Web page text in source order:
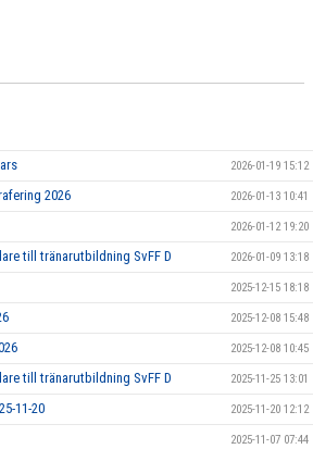
2026-01-19 15:12
2026 2026-01-13 10:41
2026-01-12 19:20
till tränarutbildning SvFF D 2026-01-09 13:18
2025-12-15 18:18
2025-12-08 15:48
2025-12-08 10:45
till tränarutbildning SvFF D 2025-11-25 13:01
11-20 2025-11-20 12:12
2025-11-07 07:44